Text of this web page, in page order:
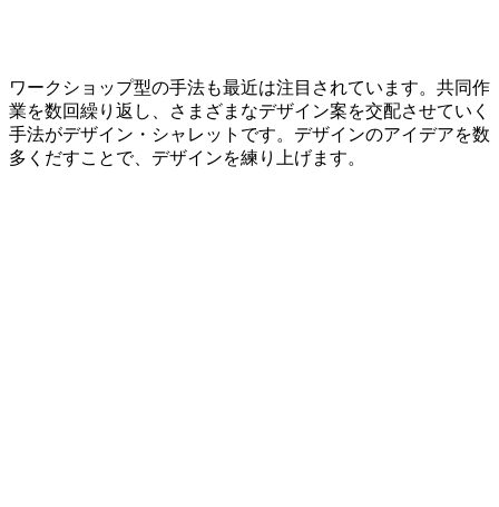
ワークショップ型の手法も最近は注目されています。共同作
業を数回繰り返し、さまざまなデザイン案を交配させていく
手法がデザイン・シャレットです。デザインのアイデアを数
多くだすことで、デザインを練り上げます。